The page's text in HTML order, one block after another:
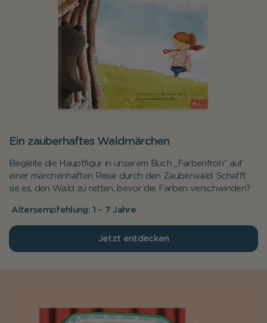
Ein zauberhaftes Waldmärchen
Begleite die Hauptfigur in unserem Buch „ Farbenfroh“ auf
einer märchenhaften Reise durch den Zauberwald. Schafft
sie es, den Wald zu retten, bevor die Farben verschwinden?
Altersempfehlung: 1 - 7 Jahre
Jetzt entdecken